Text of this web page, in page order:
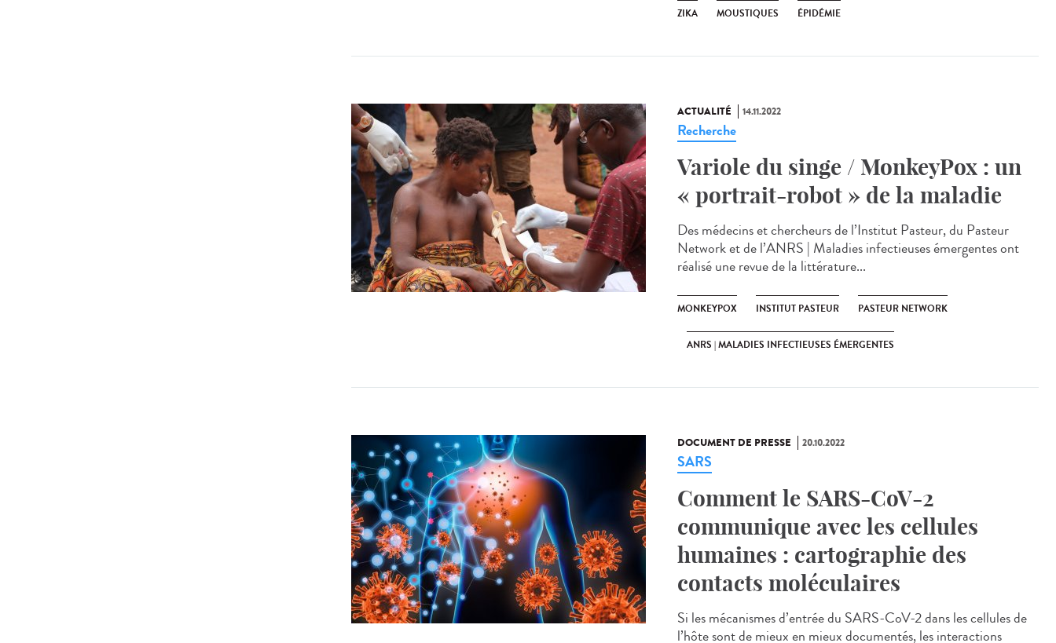
ZIKA MOUSTIQUES ÉPIDÉMIE
ACTUALITÉ 14.11.2022
Recherche
Variole du singe / MonkeyPox : un
« portrait-robot » de la maladie
Des médecins et chercheurs de l’Institut Pasteur, du Pasteur
Network et de l’ANRS | Maladies infectieuses émergentes ont
réalisé une revue de la littérature...
MONKEYPOX INSTITUT PASTEUR PASTEUR NETWORK
ANRS | MALADIES INFECTIEUSES ÉMERGENTES
DOCUMENT DE PRESSE 20.10.2022
SARS
Comment le SARS-CoV-2
communique avec les cellules
humaines : cartographie des
contacts moléculaires
Si les mécanismes d’entrée du SARS-CoV-2 dans les cellules de
l’hôte sont de mieux en mieux documentés, les interactions